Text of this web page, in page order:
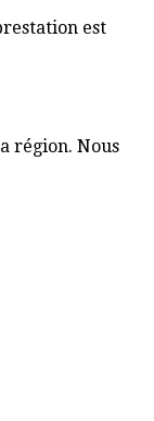
est
région. Nous